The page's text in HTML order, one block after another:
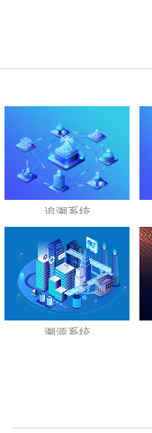
追溯系统
溯源系统